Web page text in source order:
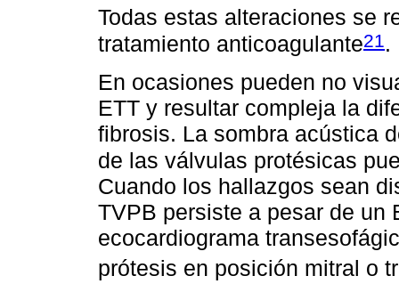
Todas estas alteraciones se
tratamiento anticoagulante21.
En ocasiones pueden no
ETT y resultar compleja la
fibrosis. La sombra acústica
de las válvulas protésicas
Cuando los hallazgos sean
TVPB persiste a pesar de un
ecocardiograma
prótesis en posición mitral o